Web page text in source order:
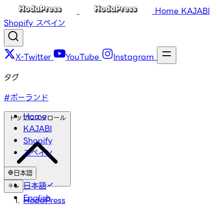
Home KAJABI
Shopify スペイン
X-Twitter YouTube Instagram
Home
KAJABI
Shopify
スペイン
日本語
日本語
English
タグ
#ポーランド
トップにスクロール
HodaPress